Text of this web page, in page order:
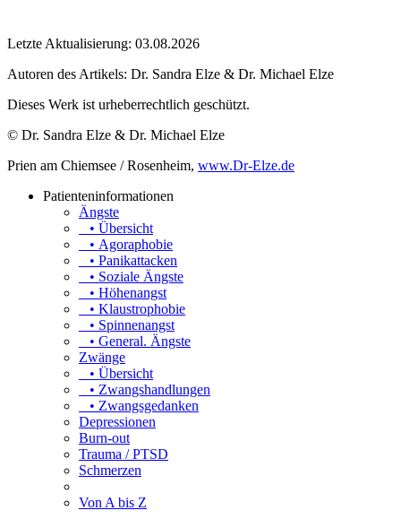
Letzte Aktualisierung: 03.08.2026
Autoren des Artikels: Dr. Sandra Elze & Dr. Michael Elze
Dieses Werk ist urheberrechtlich geschützt.
© Dr. Sandra Elze & Dr. Michael Elze
Prien am Chiemsee / Rosenheim, www.Dr-Elze.de
Patienteninformationen
Ängste
• Übersicht
• Agoraphobie
• Panikattacken
• Soziale Ängste
• Höhenangst
• Klaustrophobie
• Spinnenangst
• General. Ängste
Zwänge
• Übersicht
• Zwangshandlungen
• Zwangsgedanken
Depressionen
Burn-out
Trauma / PTSD
Schmerzen
Von A bis Z